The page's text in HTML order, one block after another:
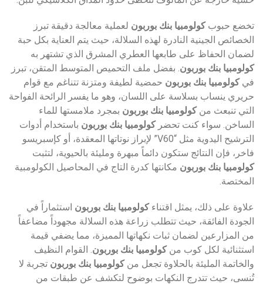
تخضع حبوبكولومبيا بنك بوربون لعملية معالجة دقيقة تبرز
الخصائص الجينية النادرة لهذه السلالة، حيث يتم العناية بكل حبة
لضمان الحفاظ على طابعها العطري المشرق الذي تشتهر به
كولومبيا بنك بوربون . بفضل ملف التحميص المتوسط المتقن، تبرز
فيكولومبيا بنك بوربون حمضية لطيفة ومتزنة تتناغم مع قوام
حريري ينساب بسلاسة على اللسان، وهو ما يفسر الرائحة الفواحة
التي تنبعث منكولومبيا بنك بوربون بمجرد ملامستها للماء
الساخن. سواء كنت تحضركولومبيا بنك بوربون باستخدام أدوات
الترشيح اليدوية مثل “V60” لإبراز نوتاتها المعقدة، أو كإسبريسو
فاخر، فإن النتائج ستكون دائماً مبهرة ومليئة بالحيوية، لتثبت
كولومبيا بنك بوربون مكانتها كدرة التاج في المحاصيل الكولومبية
المختصة.
علاوة على ذلك، يمثل اقتناءكولومبيا بنك بوربون استثماراً في
الجودة الفائقة، حيث تتطلب زراعة هذه السلالة مجهوداً مضاعفاً
من المزارعين لضمان ثبات نكهاتها المميزة، مما يضفي قيمة
استثنائية لكل كوب منكولومبيا بنك بوربون . القوام النظيف
والخاتمة المليئة بالحلاوة تجعل منكولومبيا بنك بوربون تجربة لا
تُنسى، حيث تتدرج النكهات بوضوح لتكشف عن طبقات من